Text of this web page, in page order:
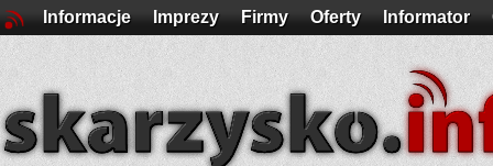
Informacje Imprezy Firmy Oferty Informator